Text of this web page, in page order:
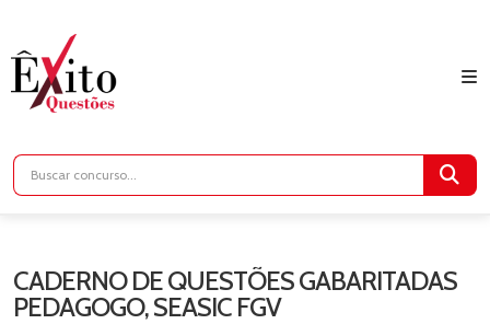
CADERNO DE QUESTÕES GABARITADAS
PEDAGOGO, SEASIC FGV